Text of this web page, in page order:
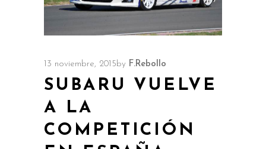
13 noviembre, 2015by F.Rebollo
SUBARU VUELVE
A LA
COMPETICIÓN